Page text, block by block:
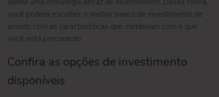
você poderá escolher o melhor banco de investimento de
acordo com as características que combinam com o que
você está procurando.
Confira as opções de investimento
disponíveis